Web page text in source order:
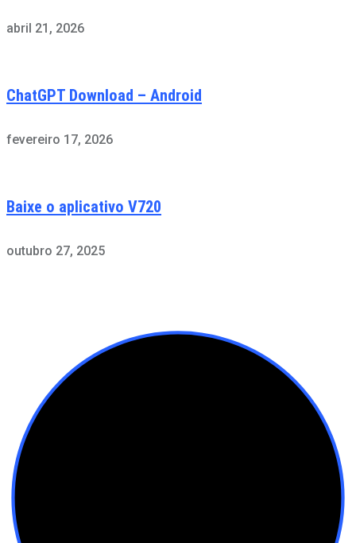
abril 21, 2026
ChatGPT Download – Android
fevereiro 17, 2026
Baixe o aplicativo V720
outubro 27, 2025